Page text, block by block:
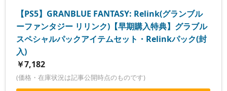
【PS5】GRANBLUE FANTASY: Relink(グランブル
ーファンタジー リリンク)【早期購入特典】グラブル
スペシャルパックアイテムセット・Relinkパック(封
入)
￥7,182
(価格・在庫状況は記事公開時点のものです)